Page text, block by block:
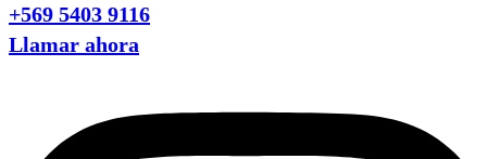
+569 5403 9116
Llamar ahora